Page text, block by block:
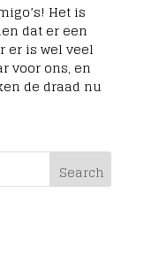
Het is
dat er een
er is wel veel
voor ons, en
de draad nu